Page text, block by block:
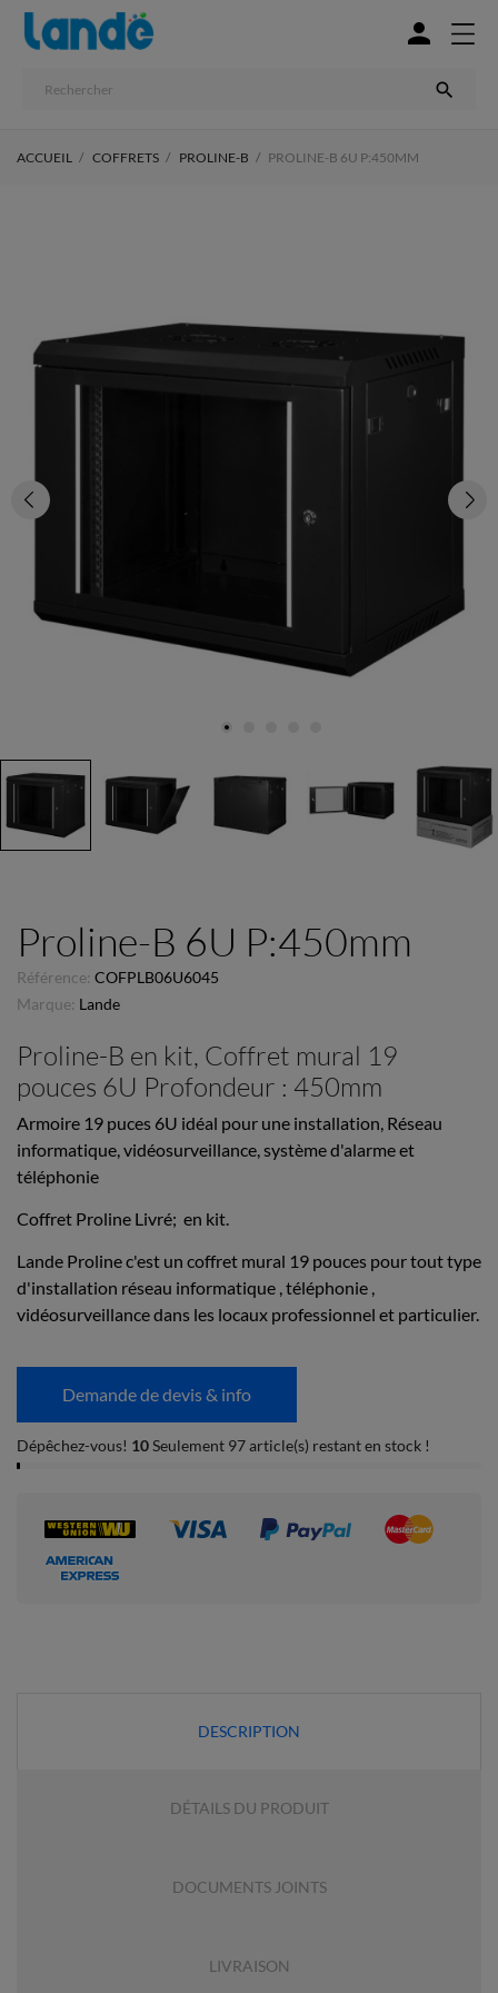


ACCUEIL COFFRETS PROLINE-B PROLINE-B 6U P:450MM
Proline-B 6U P:450mm
Référence: COFPLB06U6045
Marque: Lande
Proline-B en kit, Coffret mural 19
pouces 6U Profondeur : 450mm
Armoire 19 puces 6U idéal pour une installation, Réseau
informatique, vidéosurveillance, système d'alarme et
téléphonie
Coffret Proline Livré; en kit.
Lande Proline c'est un coffret mural 19 pouces pour tout type
d'installation réseau informatique , téléphonie ,
vidéosurveillance dans les locaux professionnel et particulier.
Demande de devis & info
Dépêchez-vous! 10Seulement 97 article(s) restant en stock !
DESCRIPTION
DÉTAILS DU PRODUIT
DOCUMENTS JOINTS
LIVRAISON